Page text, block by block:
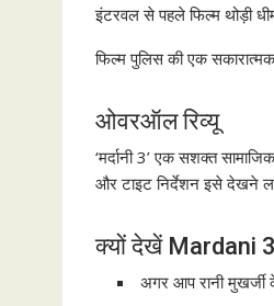
इंटरवल से पहले फिल्म थोड़ी
फिल्म पुलिस की एक
ओवरऑल रिव्यू
‘मर्दानी 3’ एक सशक्त
और टाइट निर्देशन इसे देखने
क्यों देखें Mardani 3
अगर आप रानी